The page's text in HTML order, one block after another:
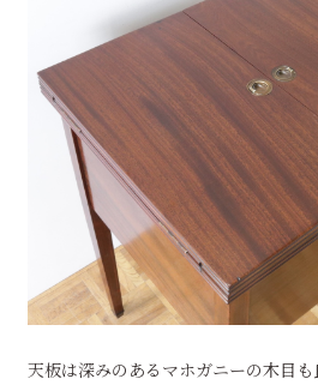
天板は深みのあるマホガニーの木目